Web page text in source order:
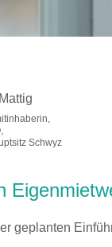
Schwyz
geplanten